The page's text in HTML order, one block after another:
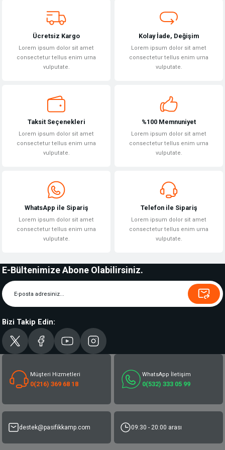
Bu ürüne benzer farklı alternatifler olmalı.
Ücretsiz Kargo
Lorem ipsum dolor sit amet
consectetur tellus enim urna
vulputate.
Kolay İade, Değişim
Lorem ipsum dolor sit amet
consectetur tellus enim urna
vulputate.
Taksit Seçenekleri
Lorem ipsum dolor sit amet
consectetur tellus enim urna
vulputate.
%100 Memnuniyet
Lorem ipsum dolor sit amet
consectetur tellus enim urna
vulputate.
WhatsApp ile Sipariş
Lorem ipsum dolor sit amet
consectetur tellus enim urna
vulputate.
Telefon ile Sipariş
Lorem ipsum dolor sit amet
consectetur tellus enim urna
vulputate.
E-Bültenimize Abone Olabilirsiniz.
Bizi Takip Edin:
Müşteri Hizmetleri
0(216) 369 68 18
WhatsApp İletişim
0(532) 333 05 99
destek@pasifikkamp.com 09:30 - 20:00 arası